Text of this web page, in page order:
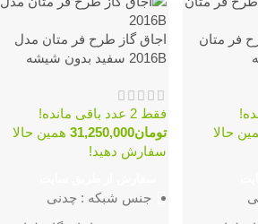
طرح فر متان
حالا
اجاق گاز طرح فر متان مدل
2016B سفید بدون شیشه
فقط 2 عدد باقی مانده!
تومان31,250,000 همین حالا
سفارش دهید!
جنس شبکه : چدنی